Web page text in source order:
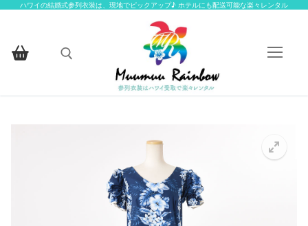
コ
ハワイの結婚式参列衣装は、現地でピックアップ♪ ホテルにも配送可能な楽々レンタル
楽々レンタルについて
楽々レンタル衣装一覧